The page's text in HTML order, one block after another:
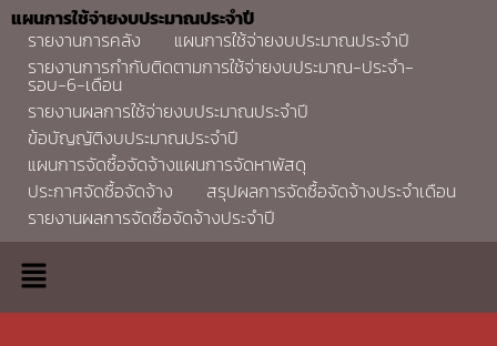
แผนการใช้จ่ายงบประมาณประจำปี
รายงานการคลัง
แผนการใช้จ่ายงบประมาณประจำปี
รายงานการกำกับติดตามการใช้จ่ายงบประมาณ-ประจำ-
รอบ-6-เดือน
รายงานผลการใช้จ่ายงบประมาณประจำปี
ข้อบัญญัติงบประมาณประจำปี
แผนการจัดซื้อจัดจ้างแผนการจัดหาพัสดุ
ประกาศจัดซื้อจัดจ้าง
สรุปผลการจัดซื้อจัดจ้างประจำเดือน
รายงานผลการจัดซื้อจัดจ้างประจำปี